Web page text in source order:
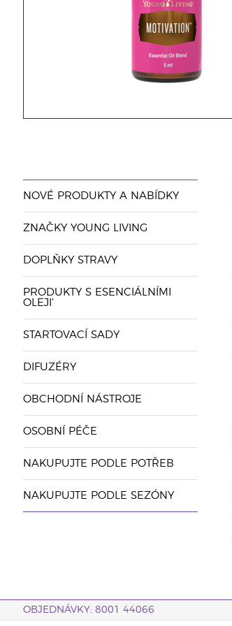
NOVÉ PRODUKTY A NABÍDKY
ZNAČKY YOUNG LIVING
DOPLŇKY STRAVY
PRODUKTY S ESENCIÁLNÍMI
OLEJI'
STARTOVACÍ SADY
DIFUZÉRY
OBCHODNÍ NÁSTROJE
OSOBNÍ PÉČE
NAKUPUJTE PODLE POTŘEB
NAKUPUJTE PODLE SEZÓNY
OBJEDNÁVKY: 8001 44066